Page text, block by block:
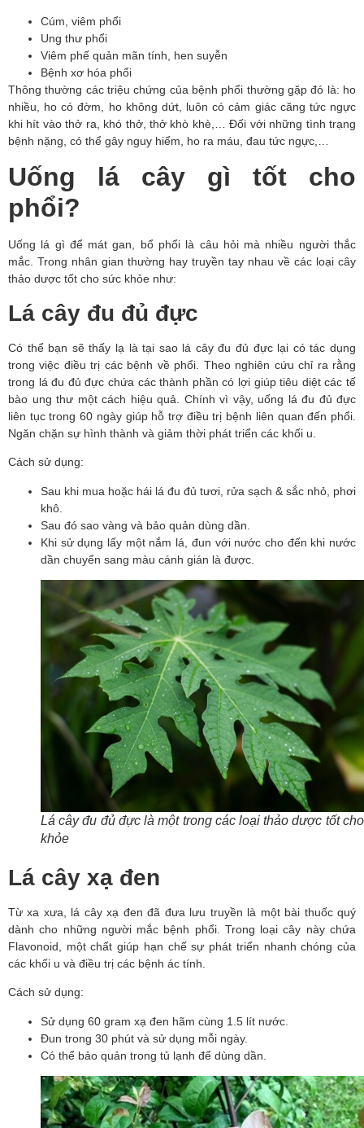
Cúm, viêm phổi
Ung thư phổi
Viêm phế quản mãn tính, hen suyễn
Bệnh xơ hóa phổi
Thông thường các triệu chứng của bệnh phổi thường gặp đó là: ho
nhiều, ho có đờm, ho không dứt, luôn có cảm giác căng tức ngực
khi hít vào thở ra, khó thở, thở khò khè,… Đối với những tình trạng
bệnh nặng, có thể gây nguy hiểm, ho ra máu, đau tức ngực,…
Uống lá cây gì tốt cho
phổi?
Uống lá gì để mát gan, bổ phổi là câu hỏi mà nhiều người thắc
mắc. Trong nhân gian thường hay truyền tay nhau về các loại cây
thảo dược tốt cho sức khỏe như:
Lá cây đu đủ đực
Có thể bạn sẽ thấy lạ là tại sao lá cây đu đủ đực lại có tác dụng
trong việc điều trị các bệnh về phổi. Theo nghiên cứu chỉ ra rằng
trong lá đu đủ đực chứa các thành phần có lợi giúp tiêu diệt các tế
bào ung thư một cách hiệu quả. Chính vì vậy, uống lá đu đủ đực
liên tục trong 60 ngày giúp hỗ trợ điều trị bệnh liên quan đến phổi.
Ngăn chặn sự hình thành và giảm thời phát triển các khối u.
Cách sử dụng:
Sau khi mua hoặc hái lá đu đủ tươi, rửa sạch & sắc nhỏ, phơi
khô.
Sau đó sao vàng và bảo quản dùng dần.
Khi sử dụng lấy một nắm lá, đun với nước cho đến khi nước
dần chuyển sang màu cánh gián là được.
Lá cây đu đủ đực là một trong các loại thảo dược tốt
khỏe
Lá cây xạ đen
Từ xa xưa, lá cây xạ đen đã đưa lưu truyền là một bài thuốc quý
dành cho những người mắc bệnh phổi. Trong loại cây này chứa
Flavonoid, một chất giúp hạn chế sự phát triển nhanh chóng của
các khối u và điều trị các bệnh ác tính.
Cách sử dụng:
Sử dụng 60 gram xạ đen hãm cùng 1.5 lít nước.
Đun trong 30 phút và sử dụng mỗi ngày.
Có thể bảo quản trong tủ lạnh để dùng dần.